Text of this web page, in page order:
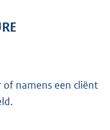
namens een cliënt